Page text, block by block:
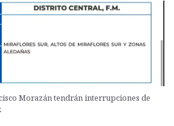
Morazán tendrán interrupciones de